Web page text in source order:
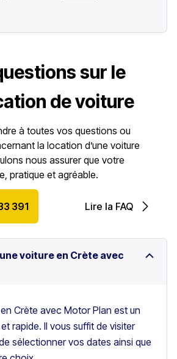
sur le
de voiture
à toutes vos questions ou
la location d’une voiture
nous assurer que votre
pratique et agréable.
391 Lire la FAQ
voiture en Crète avec
Crète avec Motor Plan est un
rapide. Il vous suffit de visiter
sélectionner vos dates ainsi que